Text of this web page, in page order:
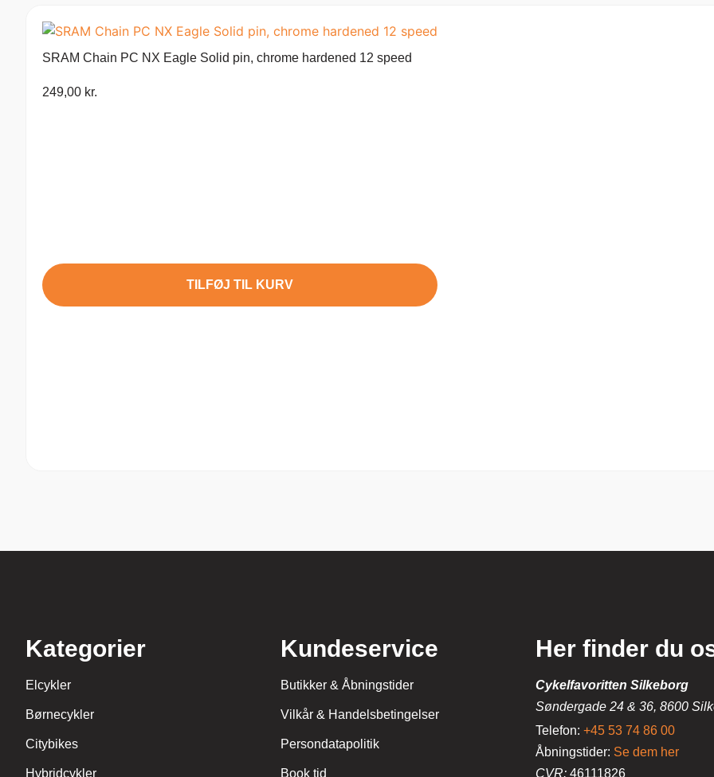
SRAM Chain PC NX Eagle Solid pin, chrome hardened 12 speed
249,00 kr.
TILFØJ TIL KURV
Kategorier
Elcykler
Børnecykler
Citybikes
Hybridcykler
Kundeservice
Butikker & Åbningstider
Vilkår & Handelsbetingelser
Persondatapolitik
Book tid
Her finder du
Cykelfavoritten Silkeborg
Søndergade 24 & 36, 8600
Telefon: +45 53 74 86 00
Åbningstider: Se dem her
CVR: 46111826